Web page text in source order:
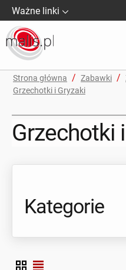
Ważne linki
Strona główna / Zabawki /
Grzechotki i Gryzaki
Grzechotki
Kategorie